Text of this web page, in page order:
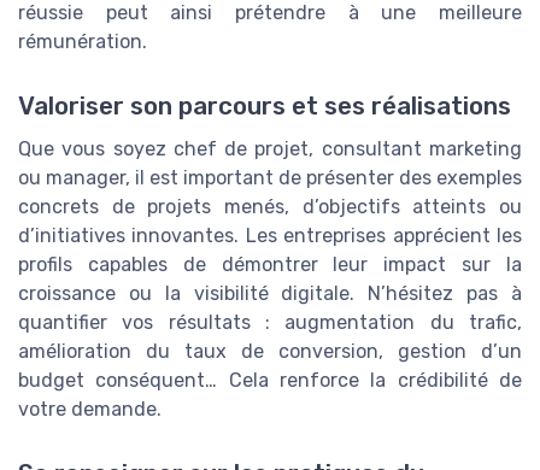
réussie peut ainsi prétendre à une meilleure
rémunération.
Valoriser son parcours et ses réalisations
Que vous soyez chef de projet, consultant marketing
ou manager, il est important de présenter des exemples
concrets de projets menés, d’objectifs atteints ou
d’initiatives innovantes. Les entreprises apprécient les
profils capables de démontrer leur impact sur la
croissance ou la visibilité digitale. N’hésitez pas à
quantifier vos résultats : augmentation du trafic,
amélioration du taux de conversion, gestion d’un
budget conséquent… Cela renforce la crédibilité de
votre demande.